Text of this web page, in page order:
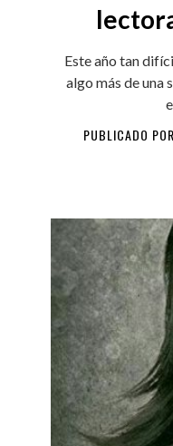
Este año tan
algo más de una
PUBLICADO POR